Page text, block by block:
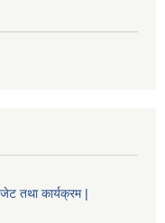
तथा कार्यक्रम |